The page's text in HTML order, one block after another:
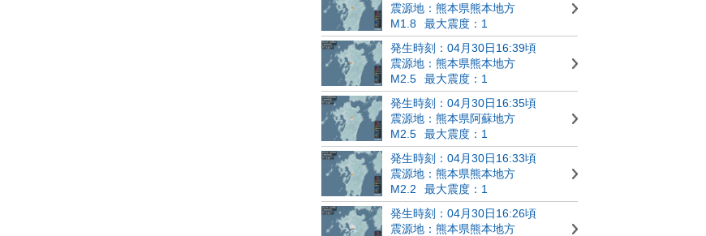
震源地：熊本県熊本地方
M1.8
最大震度：1
発生時刻：04月30日16:39頃
震源地：熊本県熊本地方
M2.5
最大震度：1
発生時刻：04月30日16:35頃
震源地：熊本県阿蘇地方
M2.5
最大震度：1
発生時刻：04月30日16:33頃
震源地：熊本県熊本地方
M2.2
最大震度：1
発生時刻：04月30日16:26頃
震源地：熊本県熊本地方